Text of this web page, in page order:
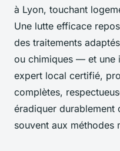
à Lyon, touchant
Une lutte efficace
des traitements
ou chimiques — et une
expert local certifié,
complètes,
éradiquer durablement
souvent aux méthodes